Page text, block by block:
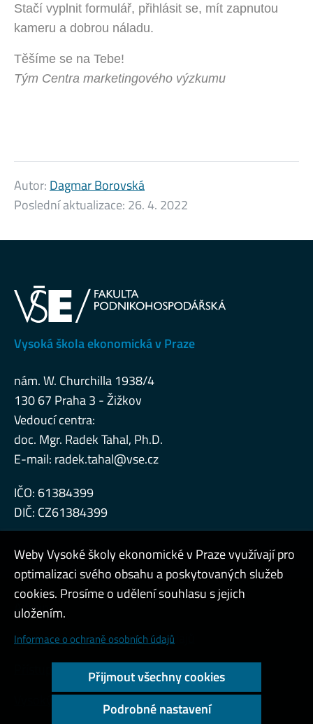
Stačí vyplnit formulář, přihlásit se, mít zapnutou
kameru a dobrou náladu.
Těšíme se na Tebe!
Tým Centra marketingového výzkumu
Autor: Dagmar Borovská
Poslední aktualizace: 26. 4. 2022
Vysoká škola ekonomická v Praze
nám. W. Churchilla 1938/4
130 67 Praha 3 - Žižkov
Vedoucí centra:
doc. Mgr. Radek Tahal, Ph.D.
E-mail: radek.tahal@vse.cz
IČO: 61384399
DIČ: CZ61384399
Admin
Cookies a ochrana osobních údajů
Přístupnost webu
Vysoký kontrast
Weby Vysoké školy ekonomické v Praze využívají pro
optimalizaci svého obsahu a poskytovaných služeb
cookies. Prosíme o udělení souhlasu s jejich
uložením.
Informace o ochraně osobních údajů
Přijmout všechny cookies
Podrobné nastavení